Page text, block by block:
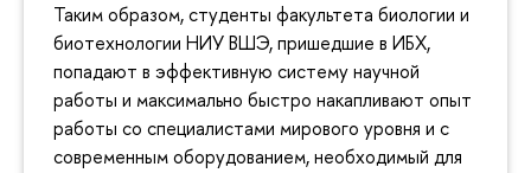
Таким образом, студенты факультета биологии и
биотехнологии НИУ ВШЭ, пришедшие в ИБХ,
попадают в эффективную систему научной
работы и максимально быстро накапливают опыт
работы со специалистами мирового уровня и с
современным оборудованием, необходимый для